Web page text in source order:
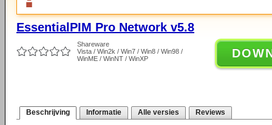
EssentialPIM Pro Network v5.8
Shareware
Vista / Win2k / Win7 / Win8 / Win98 /
WinME / WinNT / WinXP
Beschrijving Informatie Alle versies Reviews